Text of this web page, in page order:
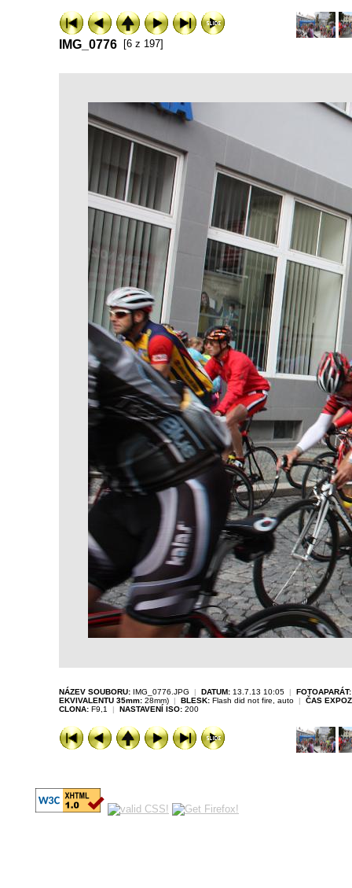
IMG_0776 [6 z 197]
ExhibitPlus
NÁZEV SOUBORU: IMG_0776.JPG | DATUM: 13.7.13 10:05 | FOTOAPARÁT:
EKVIVALENTU 35mm: 28mm) | BLESK: Flash did not fire, auto |
ČAS
CLONA: F9,1 | NASTAVENÍ ISO: 200